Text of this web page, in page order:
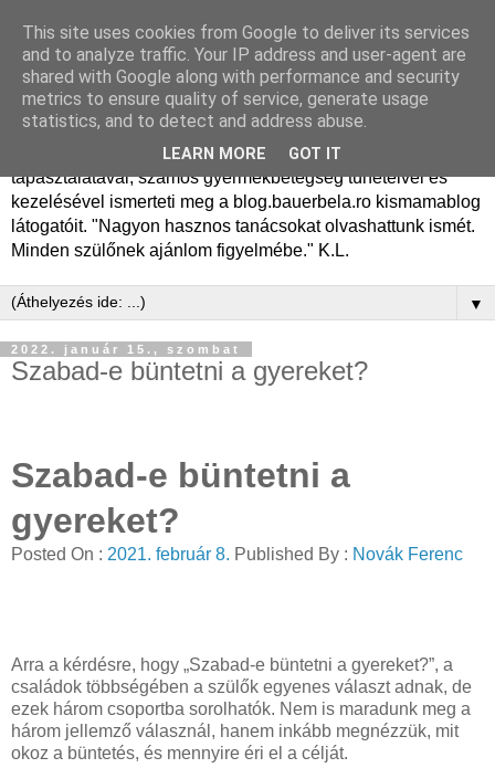
Dr. Bauer Béla Ph.D.
gyermekgyógyász
Dr. Bauer Béla Ph.D. gyermekgyógyász főorvos, 50 éves
tapasztalatával, számos gyermekbetegség tüneteivel és
kezelésével ismerteti meg a blog.bauerbela.ro kismamablog
látogatóit. "Nagyon hasznos tanácsokat olvashattunk ismét.
Minden szülőnek ajánlom figyelmébe." K.L.
▼
2022. január 15., szombat
Szabad-e büntetni a gyereket?
Szabad-e büntetni a
gyereket?
Posted On : 2021. február 8. Published By : Novák Ferenc
Arra a kérdésre, hogy „Szabad-e büntetni a gyereket?”, a
családok többségében a szülők egyenes választ adnak, de
ezek három csoportba sorolhatók. Nem is maradunk meg a
három jellemző válasznál, hanem inkább megnézzük, mit
okoz a büntetés, és mennyire éri el a célját.
This site uses cookies from Google to deliver its services
and to analyze traffic. Your IP address and user-agent are
shared with Google along with performance and security
metrics to ensure quality of service, generate usage
statistics, and to detect and address abuse.
LEARN MORE GOT IT